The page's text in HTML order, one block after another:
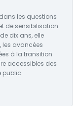
les questions
de sensibilisation
dix ans, elle
les avancées
à la transition
accessibles des
public.